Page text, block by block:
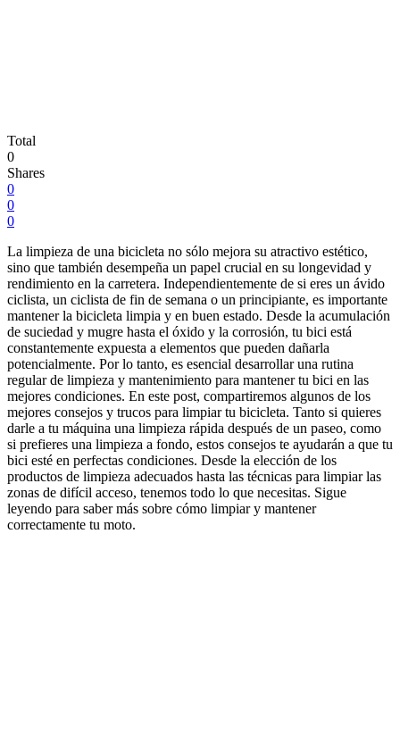
Total
0
Shares
0
0
0
La limpieza de una bicicleta no sólo mejora su atractivo estético,
sino que también desempeña un papel crucial en su longevidad y
rendimiento en la carretera. Independientemente de si eres un ávido
ciclista, un ciclista de fin de semana o un principiante, es importante
mantener la bicicleta limpia y en buen estado. Desde la acumulación
de suciedad y mugre hasta el óxido y la corrosión, tu bici está
constantemente expuesta a elementos que pueden dañarla
potencialmente. Por lo tanto, es esencial desarrollar una rutina
regular de limpieza y mantenimiento para mantener tu bici en las
mejores condiciones. En este post, compartiremos algunos de los
mejores consejos y trucos para limpiar tu bicicleta. Tanto si quieres
darle a tu máquina una limpieza rápida después de un paseo, como
si prefieres una limpieza a fondo, estos consejos te ayudarán a que tu
bici esté en perfectas condiciones. Desde la elección de los
productos de limpieza adecuados hasta las técnicas para limpiar las
zonas de difícil acceso, tenemos todo lo que necesitas. Sigue
leyendo para saber más sobre cómo limpiar y mantener
correctamente tu moto.